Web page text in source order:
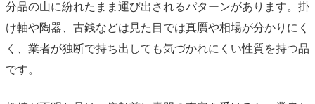
分品の山に紛れたまま運び出されるパターンがあります。掛
け軸や陶器、古銭などは見た目では真贋や相場が分かりにく
く、業者が独断で持ち出しても気づかれにくい性質を持つ品
です。